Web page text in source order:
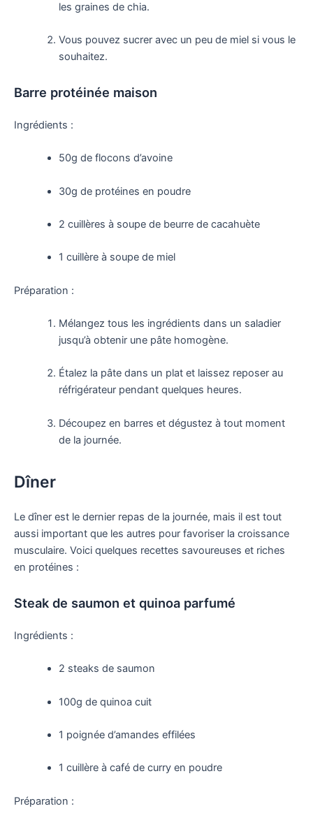
les graines de chia.
Vous pouvez sucrer avec un peu de miel si vous le
souhaitez.
Barre protéinée maison
Ingrédients :
50g de flocons d’avoine
30g de protéines en poudre
2 cuillères à soupe de beurre de cacahuète
1 cuillère à soupe de miel
Préparation :
Mélangez tous les ingrédients dans un saladier
jusqu’à obtenir une pâte homogène.
Étalez la pâte dans un plat et laissez reposer au
réfrigérateur pendant quelques heures.
Découpez en barres et dégustez à tout moment
de la journée.
Dîner
Le dîner est le dernier repas de la journée, mais il est tout
aussi important que les autres pour favoriser la croissance
musculaire. Voici quelques recettes savoureuses et riches
en protéines :
Steak de saumon et quinoa parfumé
Ingrédients :
2 steaks de saumon
100g de quinoa cuit
1 poignée d’amandes effilées
1 cuillère à café de curry en poudre
Préparation :